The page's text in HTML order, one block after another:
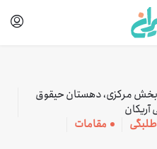
بخش مرکزی، دهستان حیقوق
طلبگی
مقامات